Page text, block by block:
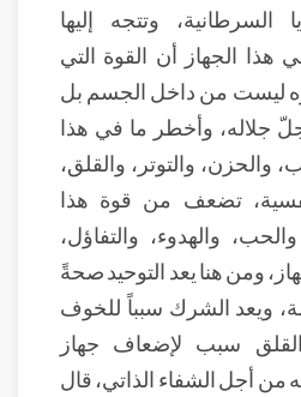
السرطانية، وتتجه إليها
هذا الجهاز أن القوة التي
ليست من داخل الجسم بل
جلاله، وأخطر ما في هذا
والحزن، والتوتر، والقلق،
تضعف من قوة هذا
والهدوء، والتفاؤل،
ومن هنا يعد التوحيد صحةً
ويعد الشرك سبباً للخوف
سبب لإضعاف جهاز
من أجل الشفاء الذاتي، قال